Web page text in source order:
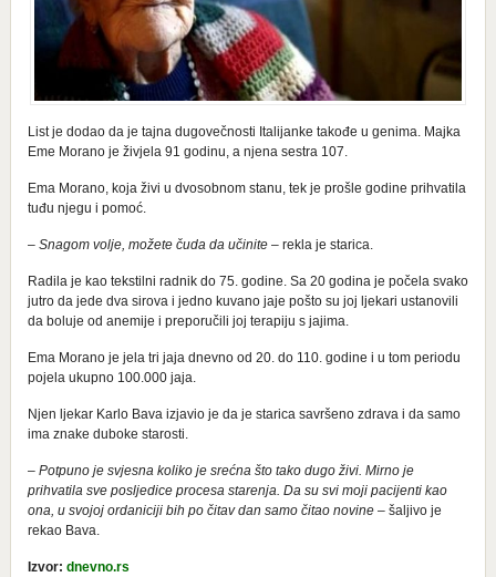
List je dodao da je tajna dugovečnosti Italijanke takođe u genima. Majka
Eme Morano je živjela 91 godinu, a njena sestra 107.
Ema Morano, koja živi u dvosobnom stanu, tek je prošle godine prihvatila
tuđu njegu i pomoć.
– Snagom volje, možete čuda da učinite– rekla je starica.
Radila je kao tekstilni radnik do 75. godine. Sa 20 godina je počela svako
jutro da jede dva sirova i jedno kuvano jaje pošto su joj ljekari ustanovili
da boluje od anemije i preporučili joj terapiju s jajima.
Ema Morano je jela tri jaja dnevno od 20. do 110. godine i u tom periodu
pojela ukupno 100.000 jaja.
Njen ljekar Karlo Bava izjavio je da je starica savršeno zdrava i da samo
ima znake duboke starosti.
– Potpuno je svjesna koliko je srećna što tako dugo živi. Mirno je
prihvatila sve posljedice procesa starenja. Da su svi moji pacijenti kao
ona, u svojoj ordaniciji bih po čitav dan samo čitao novine– šaljivo je
rekao Bava.
Izvor: dnevno.rs